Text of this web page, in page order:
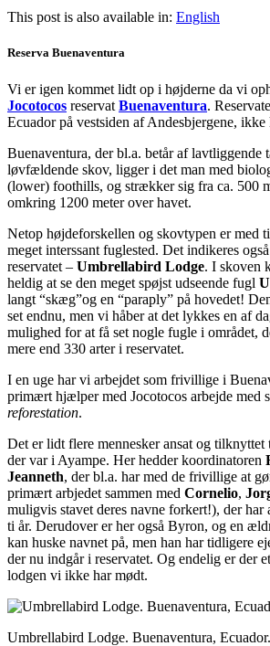
This post is also available in: English
Reserva Buenaventura
Vi er igen kommet lidt op i højderne da vi
Jocotocos reservat Buenaventura.
Ecuador på vestsiden af Andesbjergene,
Buenaventura, der bl.a. betår af lavtliggende
løvfældende skov, ligger i det man med
(lower) foothills, og strækker sig fra ca. 500
omkring 1200 meter over havet.
Netop højdeforskellen og skovtypen er med
meget interssant fuglested. Det indikeres
reservatet – Umbrellabird Lodge. I skoven
heldig at se den meget spøjst udseende fugl
langt “skæg”og en “paraply” på hovedet!
set endnu, men vi håber at det lykkes en af
mulighed for at få set nogle fugle i området,
mere end 330 arter i reservatet.
I en uge har vi arbejdet som frivillige i
primært hjælper med Jocotocos arbejde med
reforestation.
Det er lidt flere mennesker ansat og tilknyttet
der var i Ayampe. Her hedder koordinatoren
Jeanneth, der bl.a. har med de frivillige at
primært arbjedet sammen med Cornelio,
muligvis stavet deres navne forkert!), der har
ti år. Derudover er her også Byron, og en
kan huske navnet på, men han har tidligere
der nu indgår i reservatet. Og endelig er der
lodgen vi ikke har mødt.
Umbrellabird Lodge. Buenaventura, Ecuador.